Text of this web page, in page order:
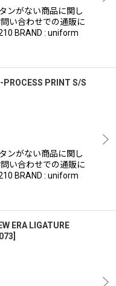
ンがない商品に関し
い合わせでの通販に
BRAND : uniform
PRINT S/S
ンがない商品に関し
い合わせでの通販に
BRAND : uniform
ERA LIGATURE